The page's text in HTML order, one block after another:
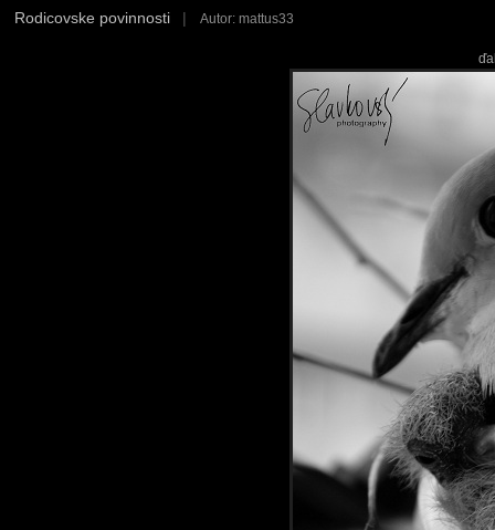
Rodicovske povinnosti | Autor: mattus33